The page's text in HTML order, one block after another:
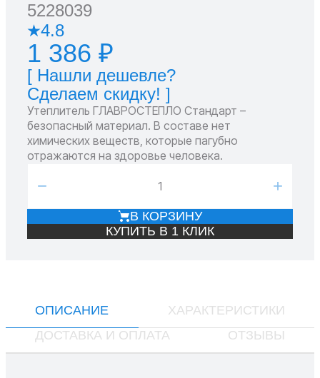
5228039
4.8
1 386 ₽
[ Нашли дешевле?
Сделаем скидку! ]
Утеплитель ГЛАВРОСТЕПЛО Стандарт –
безопасный материал. В составе нет
химических веществ, которые пагубно
отражаются на здоровье человека.
− +
В КОРЗИНУ
КУПИТЬ В 1 КЛИК
ОПИСАНИЕ
ХАРАКТЕРИСТИКИ
ДОСТАВКА И ОПЛАТА
ОТЗЫВЫ